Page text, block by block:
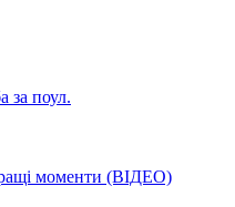
моменти (ВІДЕО)